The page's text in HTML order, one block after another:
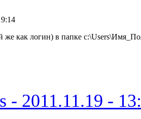
же как логин) в папке
- 2011.11.19 -